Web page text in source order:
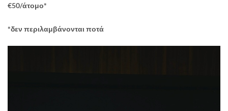
€50/άτομο*
*δεν περιλαμβάνονται ποτά